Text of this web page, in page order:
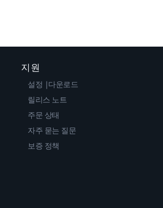
지원
설정 |다운로드
릴리스 노트
주문 상태
자주 묻는 질문
보증 정책